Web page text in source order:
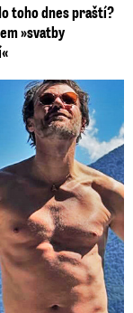
toho dnes praští?
»svatby
není znát